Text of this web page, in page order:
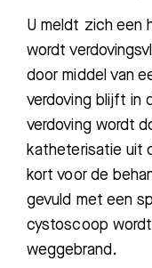
U meldt zich een
wordt
door middel van
verdoving blijft in
verdoving wordt
katheterisatie uit
kort voor de
gevuld met een
cystoscoop
weggebrand.